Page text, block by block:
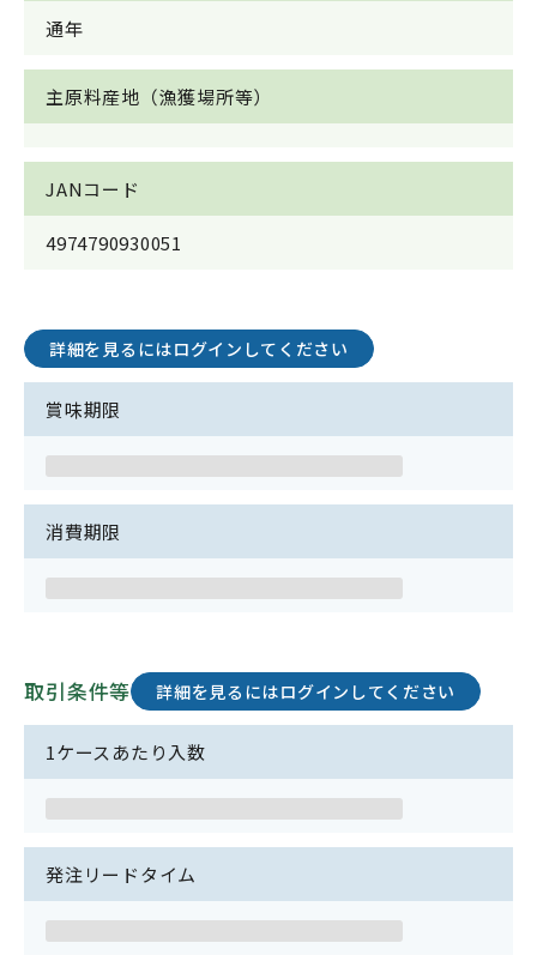
通年
主原料産地（漁獲場所等）
JANコード
4974790930051
詳細を見るにはログインしてください
賞味期限
消費期限
取引条件等 詳細を見るにはログインしてください
1ケースあたり入数
発注リードタイム